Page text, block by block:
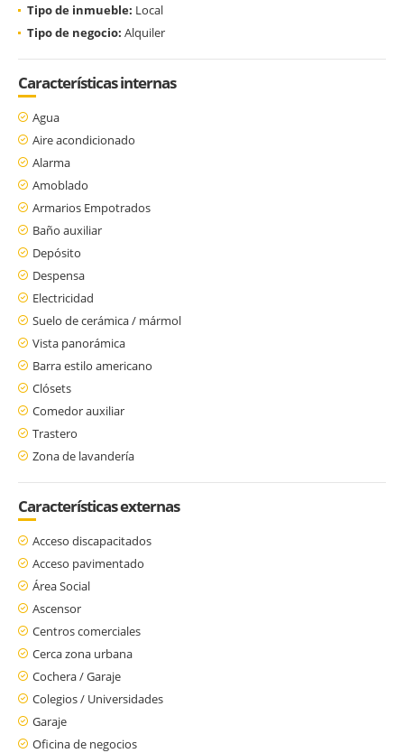
Tipo de inmueble: Local
Tipo de negocio: Alquiler
Características internas
Agua
Aire acondicionado
Alarma
Amoblado
Armarios Empotrados
Baño auxiliar
Depósito
Despensa
Electricidad
Suelo de cerámica / mármol
Vista panorámica
Barra estilo americano
Clósets
Comedor auxiliar
Trastero
Zona de lavandería
Características externas
Acceso discapacitados
Acceso pavimentado
Área Social
Ascensor
Centros comerciales
Cerca zona urbana
Cochera / Garaje
Colegios / Universidades
Garaje
Oficina de negocios